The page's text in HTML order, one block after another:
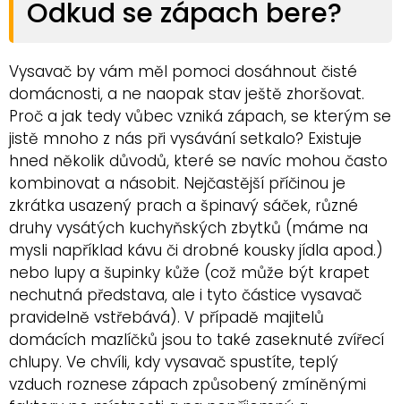
Odkud se zápach bere?
Vysavač by vám měl pomoci dosáhnout čisté
domácnosti, a ne naopak stav ještě zhoršovat.
Proč a jak tedy vůbec vzniká zápach, se kterým se
jistě mnoho z nás při vysávání setkalo? Existuje
hned několik důvodů, které se navíc mohou často
kombinovat a násobit. Nejčastější příčinou je
zkrátka usazený prach a špinavý sáček, různé
druhy vysátých kuchyňských zbytků (máme na
mysli například kávu či drobné kousky jídla apod.)
nebo lupy a šupinky kůže (což může být krapet
nechutná představa, ale i tyto částice vysavač
pravidelně vstřebává). V případě majitelů
domácích mazlíčků jsou to také zaseknuté zvířecí
chlupy. Ve chvíli, kdy vysavač spustíte, teplý
vzduch roznese zápach způsobený zmíněnými